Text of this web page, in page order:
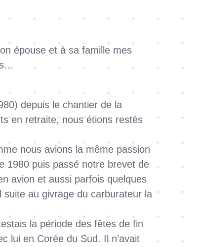
épouse et à sa famille mes
depuis le chantier de la
en retraite, nous étions restés
nous avions la même passion
1980 puis passé notre brevet de
avion et aussi parfois quelques
au givrage du carburateur la
la période des fêtes de fin
lui en Corée du Sud. Il n’avait